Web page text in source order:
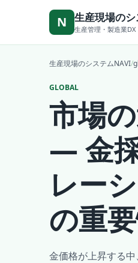
N 生産現場の
生産管理・製造業
生産現場のシステムNAVI/
GLOBAL
市場
― 金
レー
の重
金価格が上昇する